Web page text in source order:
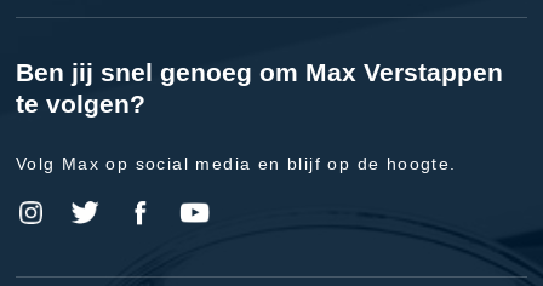
Ben jij snel genoeg om Max Verstappen
te volgen?
Volg Max op social media en blijf op de hoogte.